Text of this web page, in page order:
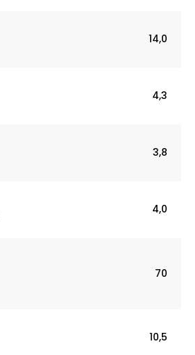
14,0
4,3
3,8
4,0
70
10,5